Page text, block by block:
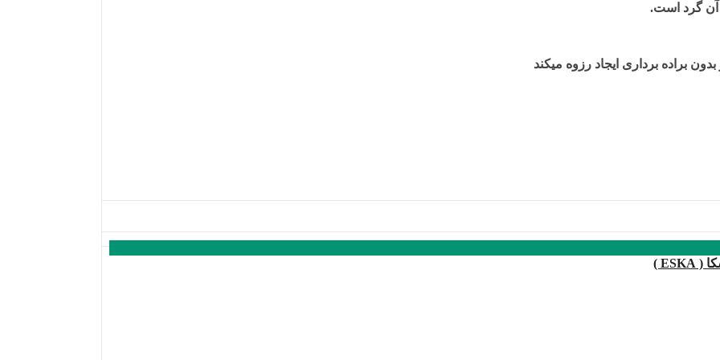
براده برداری ایجاد رزوه میکند